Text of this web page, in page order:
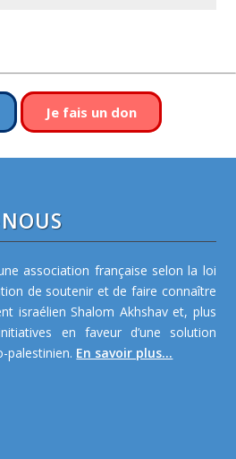
Je fais un don
association française selon la loi
de soutenir et de faire connaître
israélien Shalom Akhshav et, plus
en faveur d’une solution
palestinien. En savoir plus...